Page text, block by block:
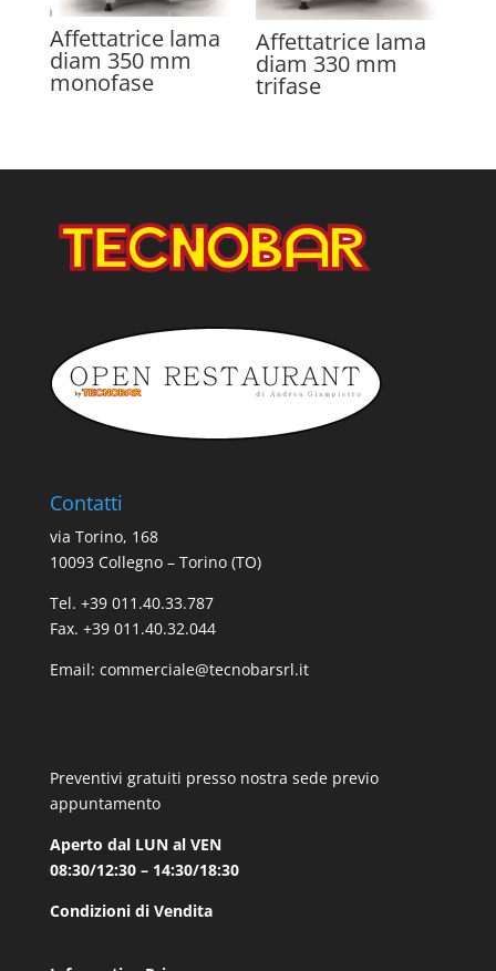
Affettatrice lama
diam 350 mm
monofase
Affettatrice lama
diam 330 mm
trifase
Contatti
via Torino, 168
10093 Collegno – Torino (TO)
Tel. +39 011.40.33.787
Fax. +39 011.40.32.044
Email: commerciale@tecnobarsrl.it
Preventivi gratuiti presso nostra sede previo
appuntamento
Aperto dal LUN al VEN
08:30/12:30 – 14:30/18:30
Condizioni di Vendita